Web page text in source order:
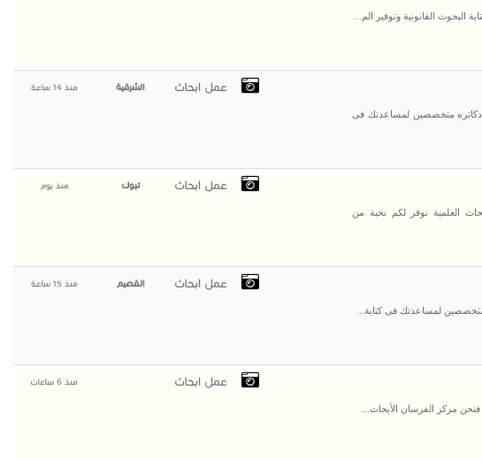
القانونية وتوفير الم...
دكاتره متخصصين لمساعدتك فى
عمل ابحاث الشرقية منذ 14 ساعة
العلمية نوفر لكم نخبة من
عمل ابحاث تبوك منذ يوم
لمساعدتك فى كتابة...
عمل ابحاث القصيم منذ 15 ساعة
مركز الفرسان الأبحاث...
عمل ابحاث منذ 6 ساعات